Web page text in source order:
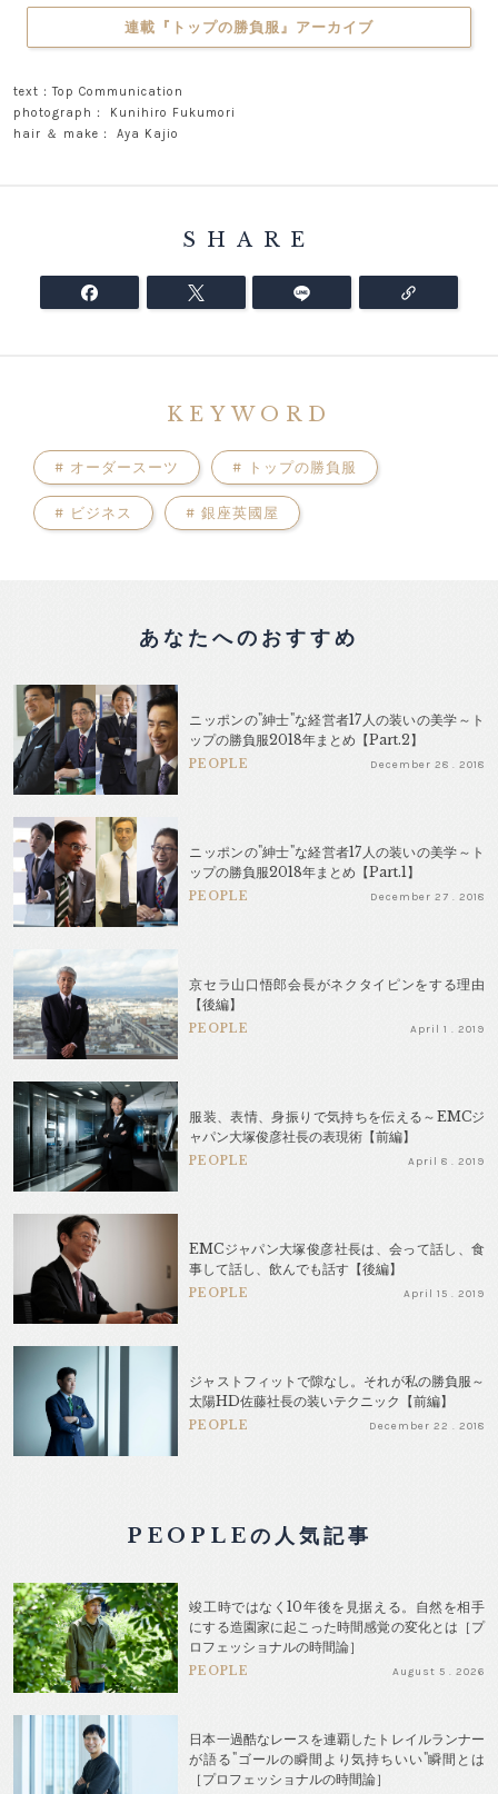
連載『トップの勝負服』アーカイブ
text：Top Communication
photograph： Kunihiro Fukumori
hair ＆ make： Aya Kajio
SHARE
KEYWORD
# オーダースーツ # トップの勝負服
# ビジネス # 銀座英國屋
あなたへのおすすめ
ニッポンの"紳士"な経営者17人の装いの美学～ト
ップの勝負服2018年まとめ【Part.2】
PEOPLE December 28 . 2018
ニッポンの"紳士"な経営者17人の装いの美学～ト
ップの勝負服2018年まとめ【Part.1】
PEOPLE December 27 . 2018
京セラ山口悟郎会長がネクタイピンをする理由
【後編】
PEOPLE April 1 . 2019
服装、表情、身振りで気持ちを伝える～EMCジ
ャパン大塚俊彦社長の表現術【前編】
PEOPLE April 8 . 2019
EMCジャパン大塚俊彦社長は、会って話し、食
事して話し、飲んでも話す【後編】
PEOPLE April 15 . 2019
ジャストフィットで隙なし。それが私の勝負服～
太陽HD佐藤社長の装いテクニック【前編】
PEOPLE December 22 . 2018
PEOPLEの人気記事
竣工時ではなく10年後を見据える。自然を相手
にする造園家に起こった時間感覚の変化とは［プ
ロフェッショナルの時間論］
PEOPLE August 5 . 2026
日本一過酷なレースを連覇したトレイルランナー
が語る"ゴールの瞬間より気持ちいい"瞬間とは
［プロフェッショナルの時間論］